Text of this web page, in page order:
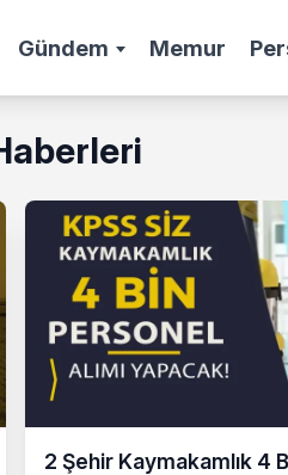
Gündem Memur
2 Şehir Kaymakamlık 4